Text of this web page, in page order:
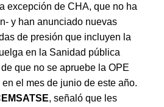
excepción de CHA, que no ha
y han anunciado nuevas
de presión que incluyen la
en la Sanidad pública
que no se apruebe la OPE
el mes de junio de este año.
, señaló que les